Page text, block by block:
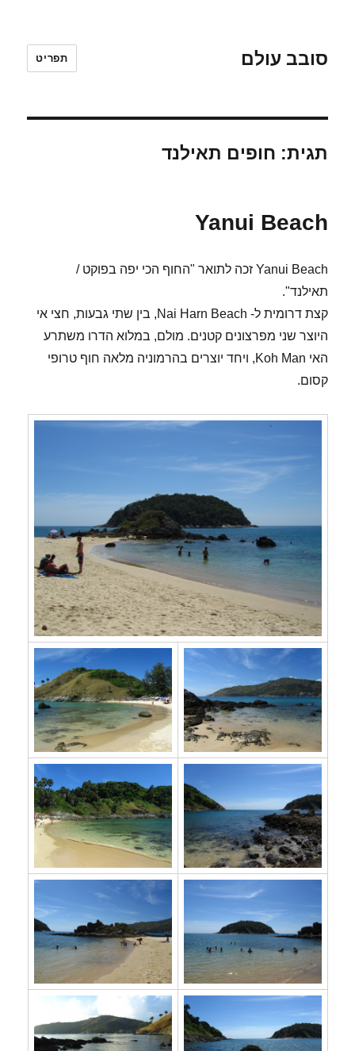
סובב עולם תפריט
תגית: חופים תאילנד
Yanui Beach
Yanui Beach זכה לתואר "החוף הכי יפה בפוקט /
תאילנד".
קצת דרומית ל- Nai Harn Beach, בין שתי גבעות, חצי אי
היוצר שני מפרצונים קטנים. מולם, במלוא הדרו משתרע
האי Koh Man, ויחד יוצרים בהרמוניה מלאה חוף טרופי
קסום.